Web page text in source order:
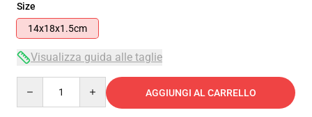
Size
14x18x1.5cm
Visualizza guida alle taglie
AGGIUNGI AL CARRELLO